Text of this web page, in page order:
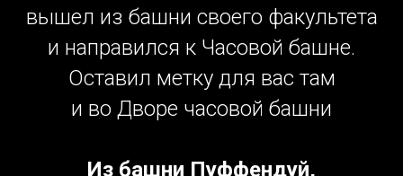
вышел из башни своего факультета
и направился к Часовой башне.
Оставил метку для вас там
и во Дворе часовой башни
Из башни Пуффендуй,